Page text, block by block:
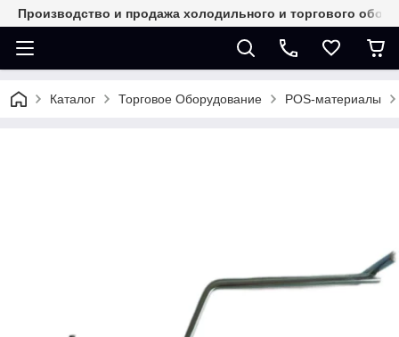
Производство и продажа холодильного и торгового
Каталог Торговое Оборудование POS-материалы